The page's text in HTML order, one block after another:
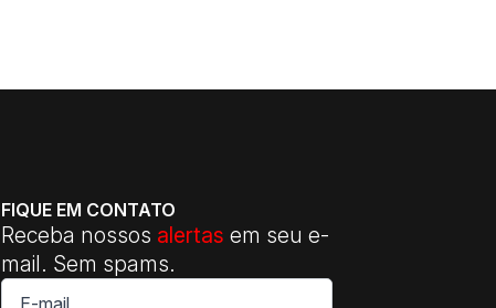
FIQUE EM CONTATO
Receba nossos alertas em seu e-
mail. Sem spams.
E-